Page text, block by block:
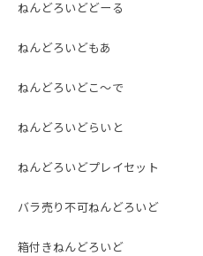
ねんどろいどどーる
ねんどろいどもあ
ねんどろいどこ～で
ねんどろいどらいと
ねんどろいどプレイセット
バラ売り不可ねんどろいど
箱付きねんどろいど